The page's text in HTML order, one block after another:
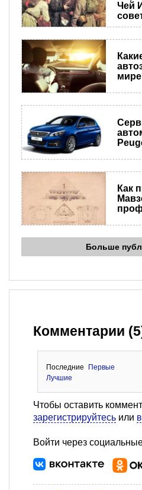
Чей
Как
Больше
Комментарии
Последние
Первые
Лучшие
Чтобы оставить
зарегистрируйтесь или
Войти через